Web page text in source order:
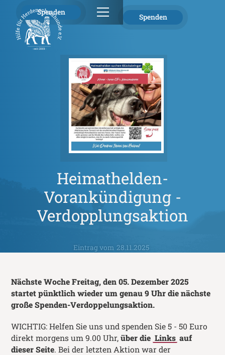
Spenden
Spenden
Heimathelden-
Vorankündigung -
Verdopplungsaktion
Eintrag vom 28.11.2025
Nächste Woche Freitag, den 05. Dezember 2025
startet pünktlich wieder um genau 9 Uhr die nächste
große Spenden-Verdoppelungsaktion.
WICHTIG: Helfen Sie uns und spenden Sie 5 - 50 Euro
direkt morgens um 9.00 Uhr,über die Links auf
dieser Seite. Bei der letzten Aktion war der